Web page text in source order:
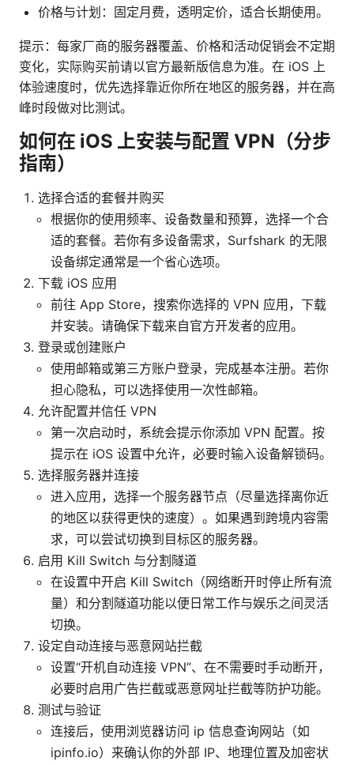
价格与计划：固定月费，透明定价，适合长期使用。
提示：每家厂商的服务器覆盖、价格和活动促销会不定期
变化，实际购买前请以官方最新版信息为准。在 iOS 上
体验速度时，优先选择靠近你所在地区的服务器，并在高
峰时段做对比测试。
如何在 iOS 上安装与配置 VPN（分步
指南）
选择合适的套餐并购买
根据你的使用频率、设备数量和预算，选择一个合
适的套餐。若你有多设备需求，Surfshark 的无限
设备绑定通常是一个省心选项。
下载 iOS 应用
前往 App Store，搜索你选择的 VPN 应用，下载
并安装。请确保下载来自官方开发者的应用。
登录或创建账户
使用邮箱或第三方账户登录，完成基本注册。若你
担心隐私，可以选择使用一次性邮箱。
允许配置并信任 VPN
第一次启动时，系统会提示你添加 VPN 配置。按
提示在 iOS 设置中允许，必要时输入设备解锁码。
选择服务器并连接
进入应用，选择一个服务器节点（尽量选择离你近
的地区以获得更快的速度）。如果遇到跨境内容需
求，可以尝试切换到目标区的服务器。
启用 Kill Switch 与分割隧道
在设置中开启 Kill Switch（网络断开时停止所有流
量）和分割隧道功能以便日常工作与娱乐之间灵活
切换。
设定自动连接与恶意网站拦截
设置“开机自动连接 VPN”、在不需要时手动断开，
必要时启用广告拦截或恶意网址拦截等防护功能。
测试与验证
连接后，使用浏览器访问 ip 信息查询网站（如
ipinfo.io）来确认你的外部 IP、地理位置及加密状